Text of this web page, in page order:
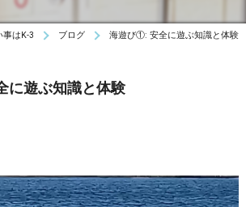
事はK-3 ブログ 海遊び①: 安全に遊ぶ知識と体験
に遊ぶ知識と体験